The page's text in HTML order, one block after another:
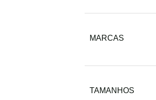
MARCAS
TAMANHOS